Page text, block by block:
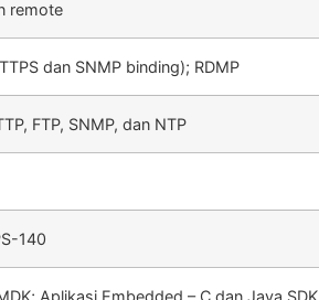
remote
dan SNMP binding); RDMP
FTP, SNMP, dan NTP
140
Aplikasi Embedded – C dan Java SDK